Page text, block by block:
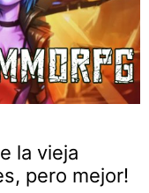
la vieja
pero mejor!